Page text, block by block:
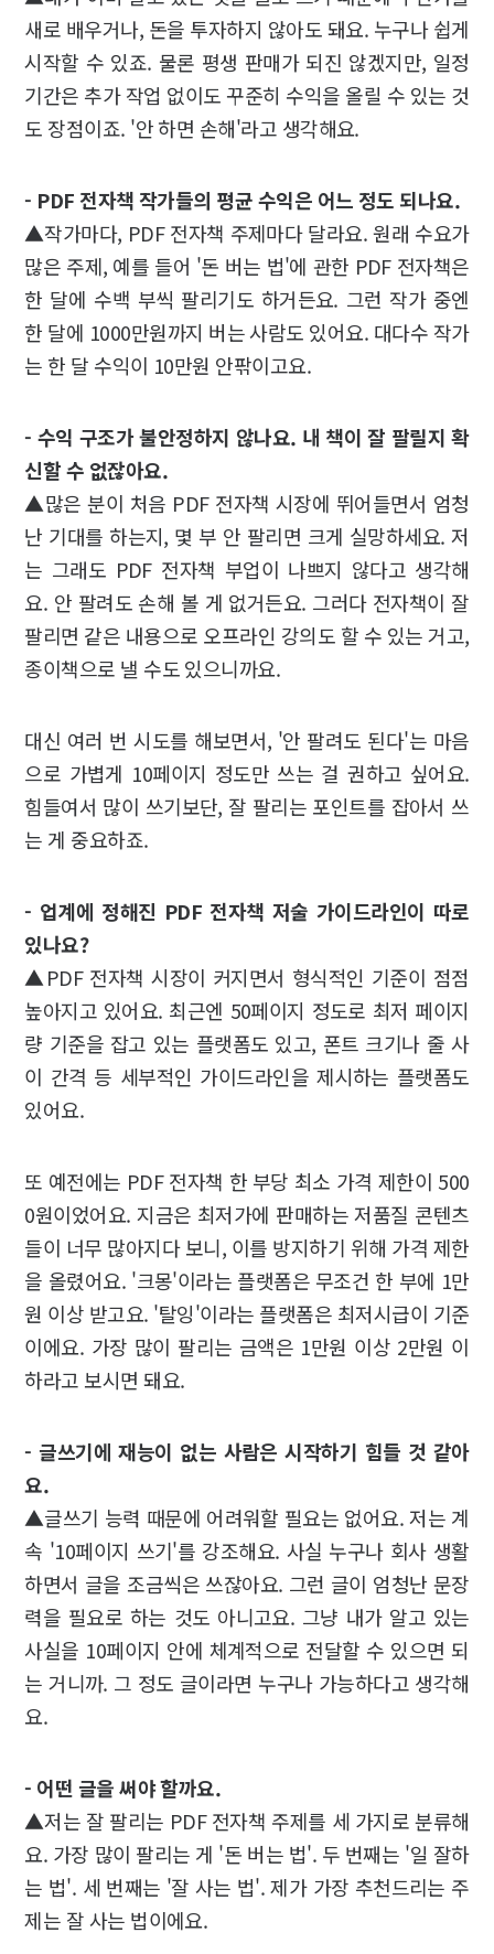
새로 배우거나, 돈을 투자하지 않아도 돼요. 누구나 쉽게
시작할 수 있죠. 물론 평생 판매가 되진 않겠지만, 일정
기간은 추가 작업 없이도 꾸준히 수익을 올릴 수 있는 것
도 장점이죠. '안 하면 손해'라고 생각해요.
- PDF 전자책 작가들의 평균 수익은 어느 정도 되나요.
▲작가마다, PDF 전자책 주제마다 달라요. 원래 수요가
많은 주제, 예를 들어 '돈 버는 법'에 관한 PDF 전자책은
한 달에 수백 부씩 팔리기도 하거든요. 그런 작가 중엔
한 달에 1000만원까지 버는 사람도 있어요. 대다수 작가
는 한 달 수익이 10만원 안팎이고요.
- 수익 구조가 불안정하지 않나요. 내 책이 잘 팔릴지 확
신할 수 없잖아요.
▲많은 분이 처음 PDF 전자책 시장에 뛰어들면서 엄청
난 기대를 하는지, 몇 부 안 팔리면 크게 실망하세요. 저
는 그래도 PDF 전자책 부업이 나쁘지 않다고 생각해
요. 안 팔려도 손해 볼 게 없거든요. 그러다 전자책이 잘
팔리면 같은 내용으로 오프라인 강의도 할 수 있는 거고,
종이책으로 낼 수도 있으니까요.
대신 여러 번 시도를 해보면서, '안 팔려도 된다'는 마음
으로 가볍게 10페이지 정도만 쓰는 걸 권하고 싶어요.
힘들여서 많이 쓰기보단, 잘 팔리는 포인트를 잡아서 쓰
는 게 중요하죠.
- 업계에 정해진 PDF 전자책 저술 가이드라인이 따로
있나요?
▲PDF 전자책 시장이 커지면서 형식적인 기준이 점점
높아지고 있어요. 최근엔 50페이지 정도로 최저 페이지
량 기준을 잡고 있는 플랫폼도 있고, 폰트 크기나 줄 사
이 간격 등 세부적인 가이드라인을 제시하는 플랫폼도
있어요.
또 예전에는 PDF 전자책 한 부당 최소 가격 제한이 500
0원이었어요. 지금은 최저가에 판매하는 저품질 콘텐츠
들이 너무 많아지다 보니, 이를 방지하기 위해 가격 제한
을 올렸어요. '크몽'이라는 플랫폼은 무조건 한 부에 1만
원 이상 받고요. '탈잉'이라는 플랫폼은 최저시급이 기준
이에요. 가장 많이 팔리는 금액은 1만원 이상 2만원 이
하라고 보시면 돼요.
- 글쓰기에 재능이 없는 사람은 시작하기 힘들 것 같아
요.
▲글쓰기 능력 때문에 어려워할 필요는 없어요. 저는 계
속 '10페이지 쓰기'를 강조해요. 사실 누구나 회사 생활
하면서 글을 조금씩은 쓰잖아요. 그런 글이 엄청난 문장
력을 필요로 하는 것도 아니고요. 그냥 내가 알고 있는
사실을 10페이지 안에 체계적으로 전달할 수 있으면 되
는 거니까. 그 정도 글이라면 누구나 가능하다고 생각해
요.
- 어떤 글을 써야 할까요.
▲저는 잘 팔리는 PDF 전자책 주제를 세 가지로 분류해
요. 가장 많이 팔리는 게 '돈 버는 법'. 두 번째는 '일 잘하
는 법'. 세 번째는 '잘 사는 법'. 제가 가장 추천드리는 주
제는 잘 사는 법이에요.